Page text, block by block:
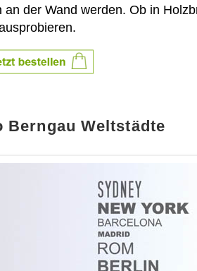
der Wand werden. Ob in
Berngau Weltstädte